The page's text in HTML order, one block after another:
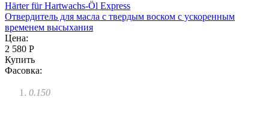
Härter für Hartwachs-Öl Express
Отвердитель для масла с твердым воском с ускоренным
временем высыхания
Цена:
2 580 Р
Купить
Фасовка:
0.150